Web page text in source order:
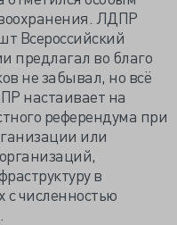
ЛДПР
Всероссийский
предлагал во благо
не забывал, но всё
настаивает на
референдума при
или
в
численностью